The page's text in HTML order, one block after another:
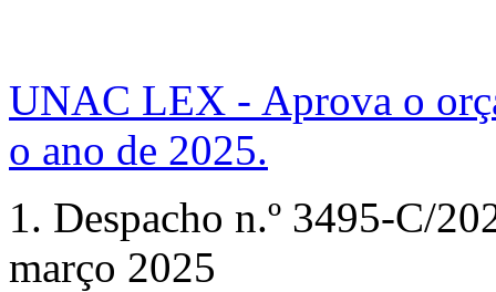
UNAC LEX - Aprova o
o ano de 2025.
1. Despacho n.º 3495-C/
março 2025